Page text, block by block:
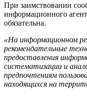
При заимствовании
информационного
обязательна.
«На информационном
рекомендательные
предоставления
систематизации и
предпочтениям
находящихся на